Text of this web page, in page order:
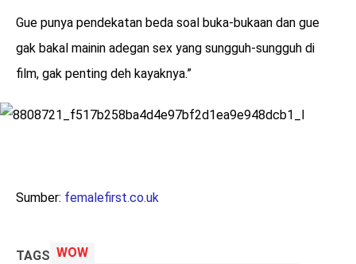
Gue punya pendekatan beda soal buka-bukaan dan gue
gak bakal mainin adegan sex yang sungguh-sungguh di
film, gak penting deh kayaknya.”
Sumber: femalefirst.co.uk
TAGS WOW